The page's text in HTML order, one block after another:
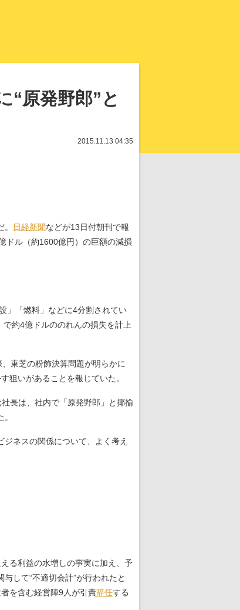
“原発野郎”と
2015.11.13 04:35
日経新聞などが13日付朝刊で報
ドル（約1600億円）の巨額の減損
」「燃料」などに4分割されてい
約4億ドルののれんの損失を計上
東芝の粉飾決算問題が明らかに
狙いがあることを報じていた。
長は、社内で「原発野郎」と揶揄
ネスの関係について、よく考え
る利益の水増しの事実に加え、予
して“不適切会計”が行われたと
を含む経営陣9人が引責辞任する